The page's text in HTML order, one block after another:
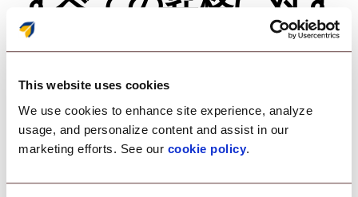
This website uses cookies
We use cookies to enhance site experience, analyze
usage, and personalize content and assist in our
marketing efforts. See our cookie policy.
る詳細な監査証跡。
すべての昇格されたアクセスセッショ
ンを正確に追跡します。デバイス名ま
たはシリアル番号でログをフィルタリ
ングして、詳細なセッションデータを